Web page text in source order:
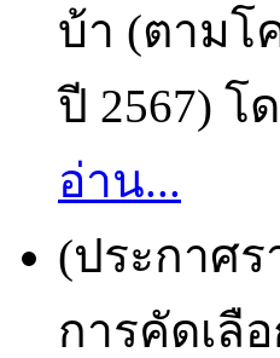
บ้า (ตามโ
ปี 2567) โ
อ่าน...
(ประกาศ
การคัดเลื